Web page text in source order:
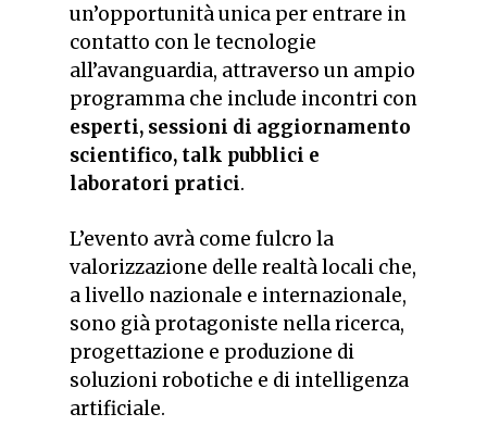
un’opportunità unica per entrare in
contatto con le tecnologie
all’avanguardia, attraverso un ampio
programma che include incontri con
esperti, sessioni di aggiornamento
scientifico, talk pubblici e
laboratori pratici.
L’evento avrà come fulcro la
valorizzazione delle realtà locali che,
a livello nazionale e internazionale,
sono già protagoniste nella ricerca,
progettazione e produzione di
soluzioni robotiche e di intelligenza
artificiale.